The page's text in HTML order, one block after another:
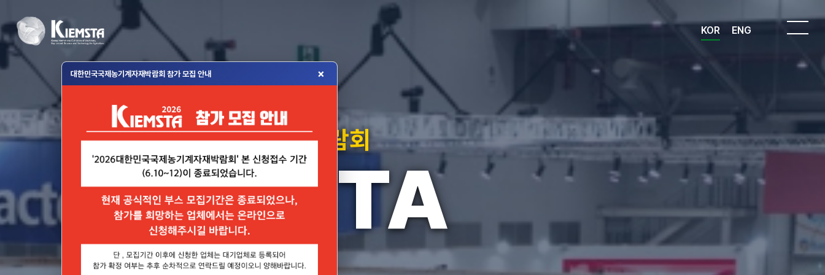
KOR ENG
2026
대한민국국제농기계자재박람회
KIEMSTA
2026. 11. 4(수) ~ 11.
대한민국국제농기계자재박람회 참가 모집 안내 ×